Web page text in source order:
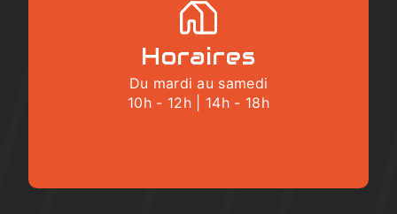
Horaires
Du mardi au samedi
10h - 12h | 14h - 18h